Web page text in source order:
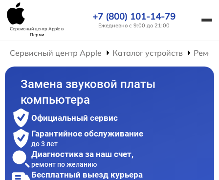
Сервисный центр Appleв
Перми
+7 (800) 101-14-79
Ежедневно с 9:00 до 21:00
Сервисный центр Apple Каталог устройств
Замена звуковой платы
компьютера
Официальный сервис
Гарантийное обслуживание
до 3 лет
Диагностика за наш счет,
ремонт по желанию
Бесплатный выезд курьера